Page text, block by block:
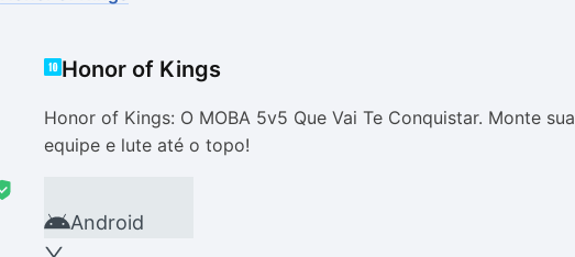
Honor of Kings
Honor of Kings: O MOBA 5v5 Que Vai Te Conquistar. Monte sua
equipe e lute até o topo!
Android